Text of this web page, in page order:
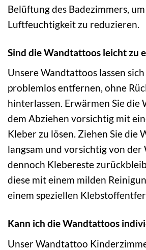
Belüftung des Badezimmers,
Luftfeuchtigkeit zu reduzieren.
Sind die Wandtattoos leicht zu
Unsere Wandtattoos lassen
problemlos entfernen, ohne
hinterlassen. Erwärmen Sie die
dem Abziehen vorsichtig mit
Kleber zu lösen. Ziehen Sie die
langsam und vorsichtig von der
dennoch Klebereste
diese mit einem milden
einem speziellen
Kann ich die Wandtattoos
Unser Wandtattoo